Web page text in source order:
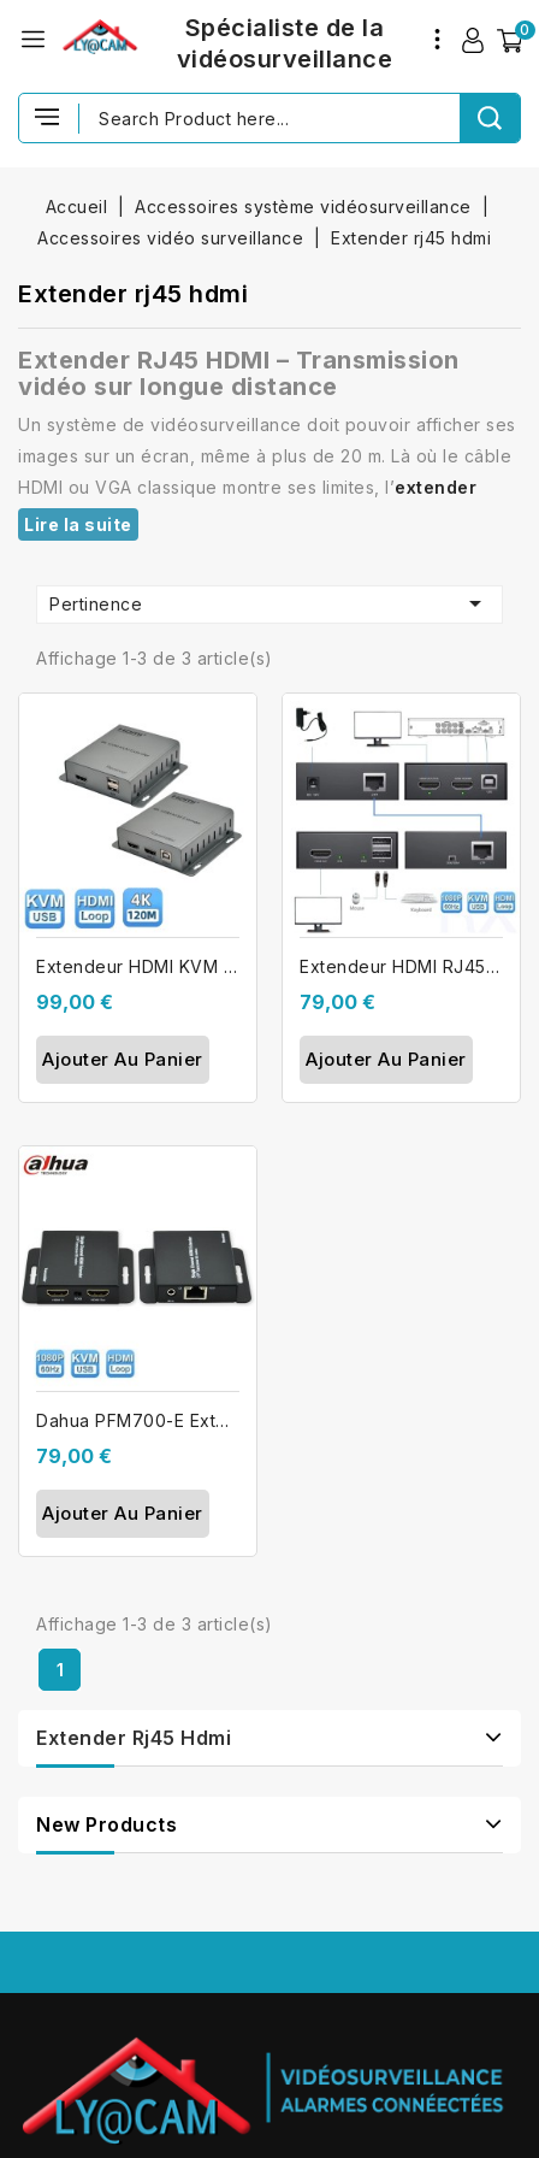
0
Spécialiste de la
vidéosurveillance
Accueil
Accessoires système vidéosurveillance
Accessoires vidéo surveillance
Extender rj45 hdmi
Extender rj45 hdmi
Extender RJ45 HDMI – Transmission
vidéo sur longue distance
Un système de vidéosurveillance doit pouvoir afficher ses
images sur un écran, même à plus de 20 m. Là où le câble
HDMI ou VGA classique montre ses limites, l’extender
Lire la suite
Pertinence 
Affichage 1-3 de 3 article(s)
Extendeur HDMI KVM RJ45 4K 120m et...
99,00 €
Ajouter Au Panier
Extendeur HDMI RJ45 KVM FULL HD 50m...
79,00 €
Ajouter Au Panier
Dahua PFM700-E Extendeur HDMI RJ45...
79,00 €
Ajouter Au Panier
Affichage 1-3 de 3 article(s)
1
Extender Rj45 Hdmi
New Products